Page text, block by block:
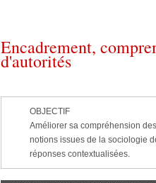
Encadrement,
d'autorités
OBJECTIF
Améliorer sa compréhension
notions issues de la sociologie
réponses contextualisées.